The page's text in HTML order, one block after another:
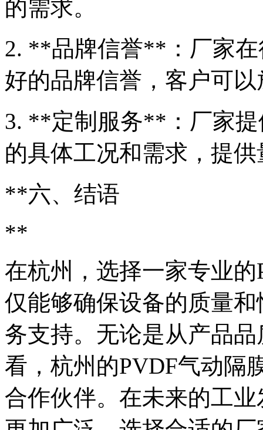
的需求。
2. **品牌信誉**：厂家
好的品牌信誉，客户可
3. **定制服务**：厂家
的具体工况和需求，提
**六、结语
**
在杭州，选择一家专业
仅能够确保设备的质量
务支持。无论是从产品
看，杭州的PVDF气动隔
合作伙伴。在未来的工